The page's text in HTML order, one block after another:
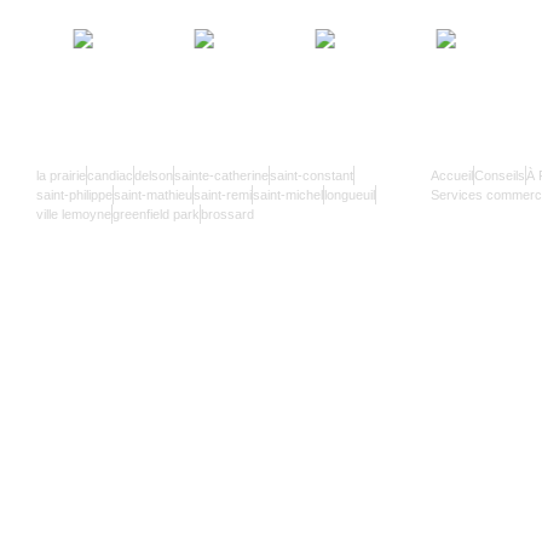
la prairie candiac delson sainte-catherine saint-constant
saint-philippe saint-mathieu saint-remisaint-michel longueuil
ville lemoyne greenfield park brossard
Accueil Conseils À
Services